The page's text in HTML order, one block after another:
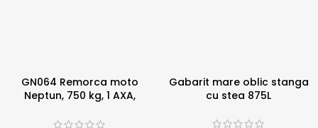
GN064 Remorca moto
Neptun, 750 kg, 1 AXA,
Gabarit mare oblic stanga
cu stea 875L